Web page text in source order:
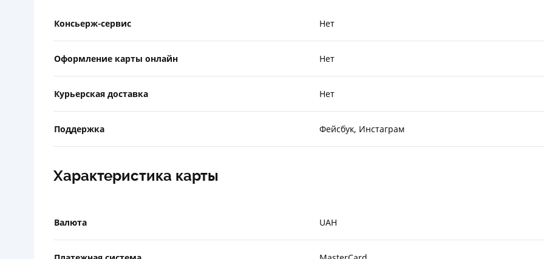
Консьерж-сервис Нет
Оформление карты онлайн Нет
Курьерская доставка Нет
Поддержка Фейсбук, Инстаграм
Характеристика карты
Валюта UAH